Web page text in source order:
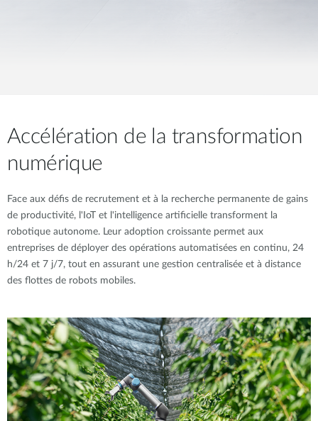
Accélération de la transformation
numérique
Face aux défis de recrutement et à la recherche permanente de gains
de productivité, l'IoT et l'intelligence artificielle transforment la
robotique autonome. Leur adoption croissante permet aux
entreprises de déployer des opérations automatisées en continu, 24
h/24 et 7 j/7, tout en assurant une gestion centralisée et à distance
des flottes de robots mobiles.